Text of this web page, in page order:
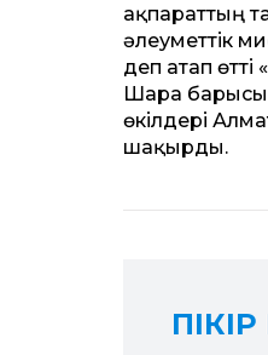
ақпараттың
әлеуметтік
деп атап
Шара
өкілдері
шақырды.